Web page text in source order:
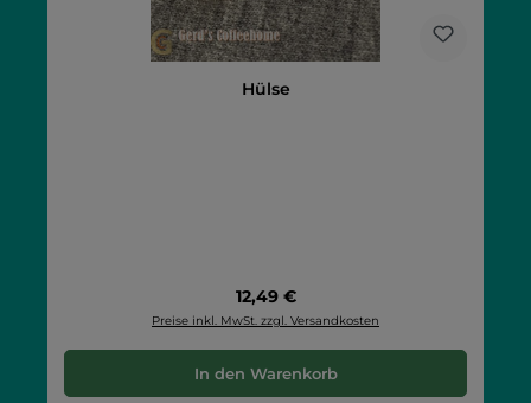
Hülse
Regulärer Preis:
12,49 €
Preise inkl. MwSt. zzgl. Versandkosten
In den Warenkorb